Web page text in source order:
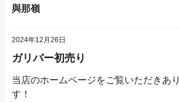
與那嶺
2024年12月26日
ガリバー初売り
当店のホームページをご覧いただきあ
す！